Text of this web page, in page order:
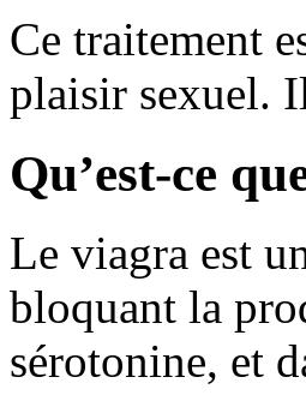
Ce traitement
plaisir sexuel.
Qu’est-ce
Le viagra est
bloquant la
sérotonine, et